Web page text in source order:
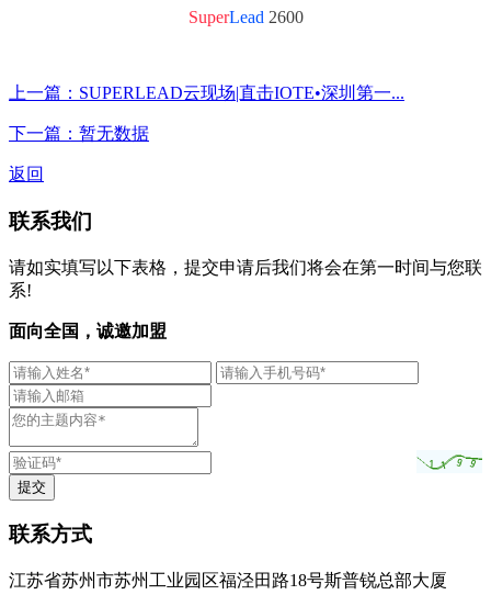
SuperLead 2600
上一篇：SUPERLEAD云现场|直击IOTE•深圳第一...
下一篇：暂无数据
返回
联系我们
请如实填写以下表格，提交申请后我们将会在第一时间与您联
系!
面向全国，诚邀加盟
联系方式
江苏省苏州市苏州工业园区福泾田路18号斯普锐总部大厦